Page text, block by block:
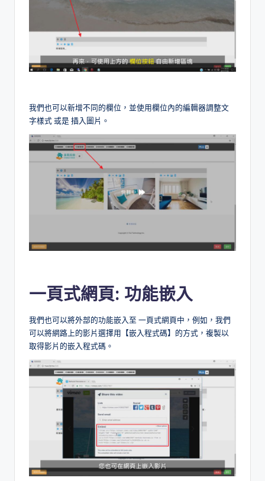
我們也可以新增不同的欄位，並使用欄位內的編輯器調整文
字樣式 或是 插入圖片。
一頁式網頁: 功能嵌入
我們也可以將外部的功能嵌入至 一頁式網頁中，例如，我們
可以將網路上的影片選擇用【嵌入程式碼】的方式，複製以
取得影片的嵌入程式碼。